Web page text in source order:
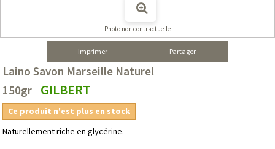
Photo non contractuelle
Imprimer Partager
Laino Savon Marseille Naturel
150gr
GILBERT
Ce produit n'est plus en stock
Naturellement riche en glycérine.